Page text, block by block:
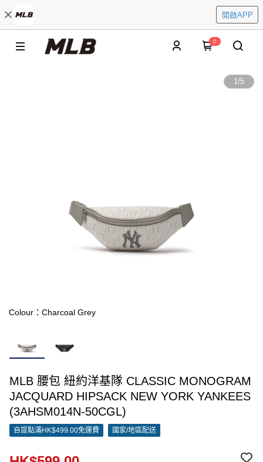
開啟APP
0
1/5
Colour：Charcoal Grey
MLB 腰包 紐約洋基隊 CLASSIC MONOGRAM
JACQUARD HIPSACK NEW YORK YANKEES
(3AHSM014N-50CGL)
自提點滿HK$499.00免運費 國家/地區配送